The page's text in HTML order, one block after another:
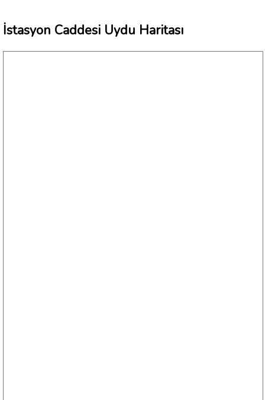
İstasyon Caddesi Uydu Haritası